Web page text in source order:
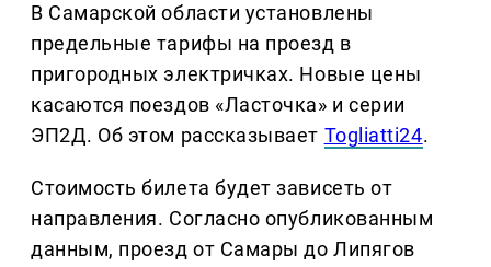
В Самарской области установлены
предельные тарифы на проезд в
пригородных электричках. Новые цены
касаются поездов «Ласточка» и серии
ЭП2Д. Об этом рассказывает Togliatti24.
Стоимость билета будет зависеть от
направления. Согласно опубликованным
данным, проезд от Самары до Липягов